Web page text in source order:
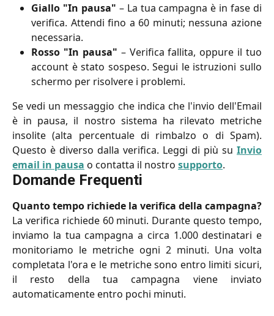
Giallo "In pausa" – La tua campagna è in fase di
verifica. Attendi fino a 60 minuti; nessuna azione
necessaria.
Rosso "In pausa" – Verifica fallita, oppure il tuo
account è stato sospeso. Segui le istruzioni sullo
schermo per risolvere i problemi.
Se vedi un messaggio che indica che l'invio dell'Email
è in pausa, il nostro sistema ha rilevato metriche
insolite (alta percentuale di rimbalzo o di Spam).
Questo è diverso dalla verifica. Leggi di più su Invio
email in pausa o contatta il nostro supporto.
Domande Frequenti
Quanto tempo richiede la verifica della campagna?
La verifica richiede 60 minuti. Durante questo tempo,
inviamo la tua campagna a circa 1.000 destinatari e
monitoriamo le metriche ogni 2 minuti. Una volta
completata l'ora e le metriche sono entro limiti sicuri,
il resto della tua campagna viene inviato
automaticamente entro pochi minuti.